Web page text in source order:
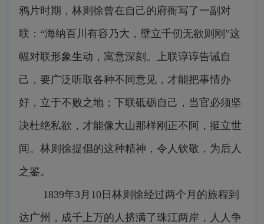
鸦片时期，林则徐曾在自己的府衙写了一副对
联：“海纳百川有容乃大，壁立千仞无欲则刚”这
幅对联形象生动，寓意深刻。上联谆谆告诫自
己，要广泛听取各种不同意见，才能把事情办
好，立于不败之地；下联砥砺自己，当官必须坚
决杜绝私欲，才能像大山那样刚正不阿，挺立世
间。林则徐提倡的这种精神，令人钦敬，为后人
之鉴。
1839年3月10日林则徐经过两个月的旅程到
达广州，成千上万的人挤满了珠江两岸，人人争